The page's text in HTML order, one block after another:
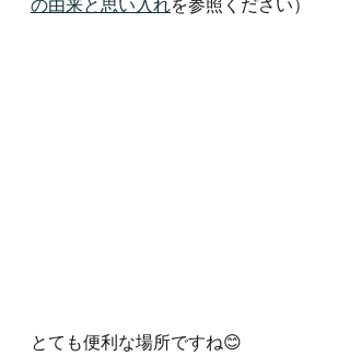
の由来と思い入れを参照ください）
とても便利な場所ですね😊